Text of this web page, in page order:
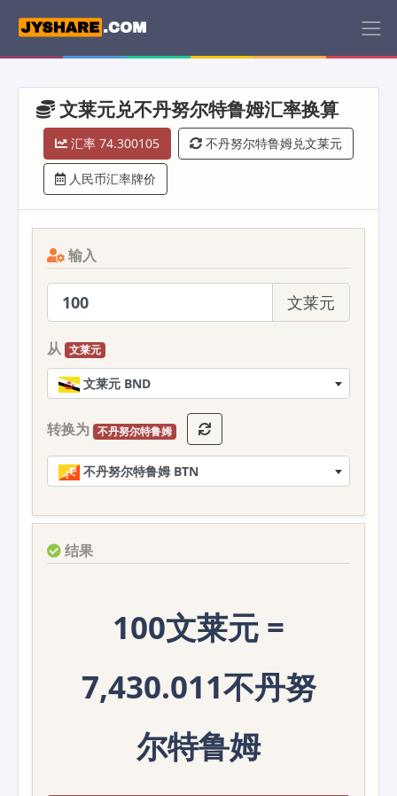
文莱元兑不丹努尔特鲁姆汇率换算
汇率 74.300105 不丹努尔特鲁姆兑文莱元
人民币汇率牌价
输入
文莱元
从 文莱元
文莱元 BND
转换为 不丹努尔特鲁姆
不丹努尔特鲁姆 BTN
结果
100文莱元 =
7,430.011不丹努
尔特鲁姆